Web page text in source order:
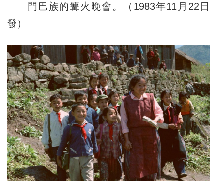
門巴族的篝火晚會。（1983年11月22日
發）